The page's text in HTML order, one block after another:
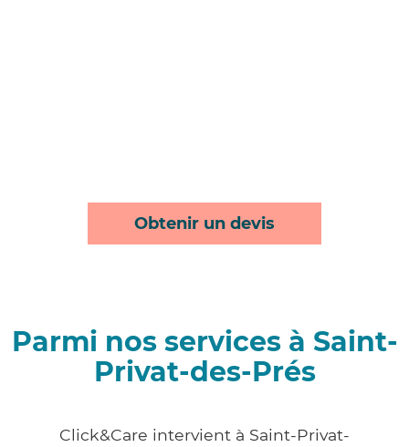
Obtenir un devis
Parmi nos services à Saint-
Privat-des-Prés
Click&Care intervient à Saint-Privat-